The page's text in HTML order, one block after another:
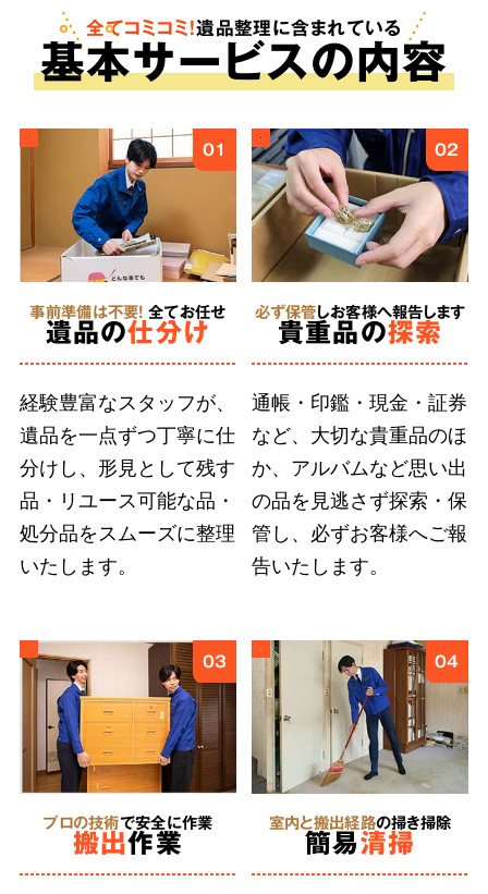
映させることで遺品整理にかかる費用を安く抑
えることが可能です。
4
ご遺族様の気持ちに
寄り添う丁寧な作業
徹底した
人材育成
ご遺族の気持ちに寄り添い、どんなに小さな品
物も誠意をもって丁寧に扱うことが、ご依頼者
様に安心を届けると信じています。そのために
弊社では、スタッフ個々の遺品整理に求められ
5 形見分け・ご供養に対応
合同供養
に対応
全てコミコミ！遺品整理に含まれている
基本サービスの内容
01
事前準備は不要! 全てお任せ
遺品の仕分け
経験豊富なスタッフが、
遺品を一点ずつ丁寧に仕
分けし、形見として残す
品・リユース可能な品・
処分品をスムーズに整理
いたします。
02
必ず保管しお客様へ報告します
貴重品の探索
通帳・印鑑・現金・証券
など、大切な貴重品のほ
か、アルバムなど思い出
の品を見逃さず探索・保
管し、必ずお客様へご報
告いたします。
03
プロの技術で安全に作業
搬出作業
04
室内と搬出経路の掃き掃除
簡易清掃